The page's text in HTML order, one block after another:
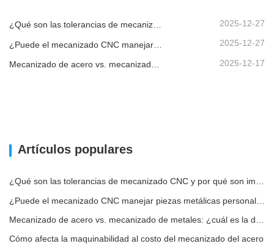
¿Qué son las tolerancias de mecanizado CNC y por qué son importantes? 2025-12-27
2025-12-27
2025-12-17
Artículos populares
¿Qué son las tolerancias de mecanizado CNC y por qué son importantes?
Cómo afecta la maquinabilidad al costo del mecanizado del acero